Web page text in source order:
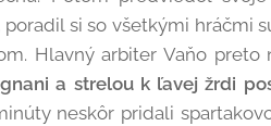
si so všetkými hráčmi
Hlavný arbiter Vaňo preto
a strelou k ľavej žrdi
neskôr pridali